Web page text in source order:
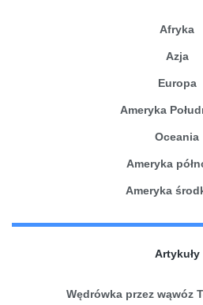
Afryka
Azja
Europa
Ameryka
Oceania
Ameryka
Ameryka
Artykuły
Wędrówka przez wąwóz